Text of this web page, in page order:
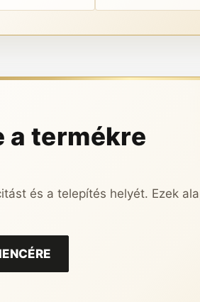
a termékre
és a telepítés helyét. Ezek